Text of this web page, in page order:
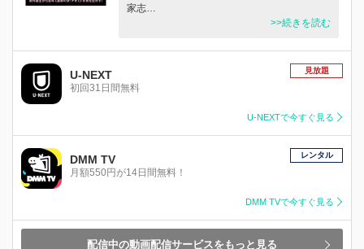
家志…
>>続きを読む
U-NEXT
初回31日間無料
見放題
U-NEXTで今すぐ見る
DMM TV
月額550円が14日間無料！
レンタル
DMM TVで今すぐ見る
配信中の動画配信サービスをもっと見る